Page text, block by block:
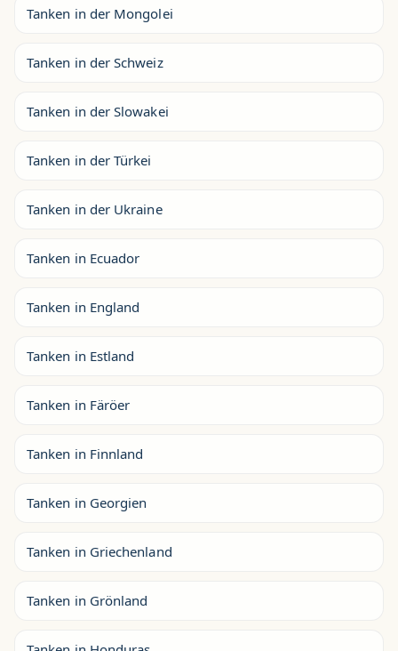
Tanken in der Mongolei
Tanken in der Schweiz
Tanken in der Slowakei
Tanken in der Türkei
Tanken in der Ukraine
Tanken in Ecuador
Tanken in England
Tanken in Estland
Tanken in Färöer
Tanken in Finnland
Tanken in Georgien
Tanken in Griechenland
Tanken in Grönland